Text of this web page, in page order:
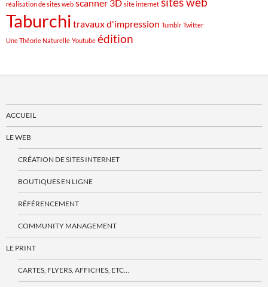
réalisation de sites web scanner 3D site internet
Taburchi travaux d'impression Tumblr Twitter
Une Théorie Naturelle Youtube édition
ACCUEIL
LE WEB
CRÉATION DE SITES INTERNET
BOUTIQUES EN LIGNE
RÉFÉRENCEMENT
COMMUNITY MANAGEMENT
LE PRINT
CARTES, FLYERS, AFFICHES, ETC…